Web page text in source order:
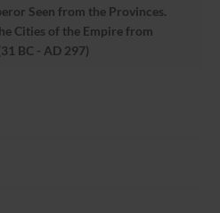
Seen from the Provinces.
Cities of the Empire from
BC - AD 297)